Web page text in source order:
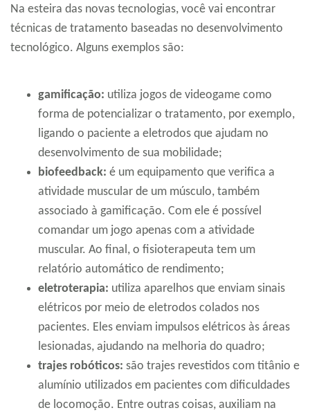
Na esteira das novas tecnologias, você vai encontrar
técnicas de tratamento baseadas no desenvolvimento
tecnológico. Alguns exemplos são:
gamificação: utiliza jogos de videogame como
forma de potencializar o tratamento, por exemplo,
ligando o paciente a eletrodos que ajudam no
desenvolvimento de sua mobilidade;
biofeedback: é um equipamento que verifica a
atividade muscular de um músculo, também
associado à gamificação. Com ele é possível
comandar um jogo apenas com a atividade
muscular. Ao final, o fisioterapeuta tem um
relatório automático de rendimento;
eletroterapia: utiliza aparelhos que enviam sinais
elétricos por meio de eletrodos colados nos
pacientes. Eles enviam impulsos elétricos às áreas
lesionadas, ajudando na melhoria do quadro;
trajes robóticos: são trajes revestidos com titânio e
alumínio utilizados em pacientes com dificuldades
de locomoção. Entre outras coisas, auxiliam na